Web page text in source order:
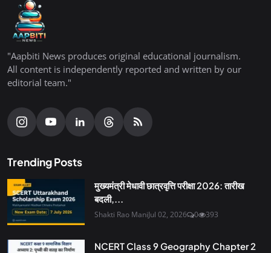
"Aapbiti News produces original educational journalism.
All content is independently reported and written by our
editorial team."
Trending Posts
मुख्यमंत्री मेधावी छात्रवृत्ति परीक्षा 2026: तारीख
बदली,...
Shakti Rao ManiJul 02, 2026 0 393
NCERT Class 9 Geography Chapter 2